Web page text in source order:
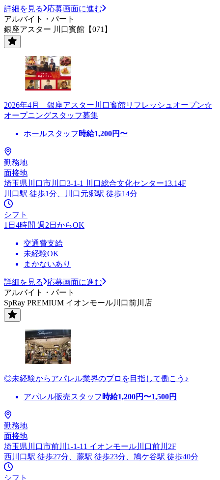
詳細を見る
応募画面に進む
アルバイト・パート
銀座アスター 川口賓館【071】
2026年4月 銀座アスター川口賓館リフレッシュオープン☆
オープニングスタッフ募集
ホールスタッフ 時給1,200円〜
勤務地
面接地
埼玉県川口市川口3-1-1 川口総合文化センター13.14F
川口駅 徒歩1分、川口元郷駅 徒歩14分
シフト
1日4時間 週2日からOK
交通費支給
未経験OK
まかないあり
詳細を見る
応募画面に進む
アルバイト・パート
SpRay PREMIUM イオンモール川口前川店
◎未経験からアパレル業界のプロを目指して働こう♪
アパレル販売スタッフ 時給1,200円〜1,500円
勤務地
面接地
埼玉県川口市前川1-1-11 イオンモール川口前川2F
西川口駅 徒歩27分、蕨駅 徒歩23分、鳩ケ谷駅 徒歩40分
シフト